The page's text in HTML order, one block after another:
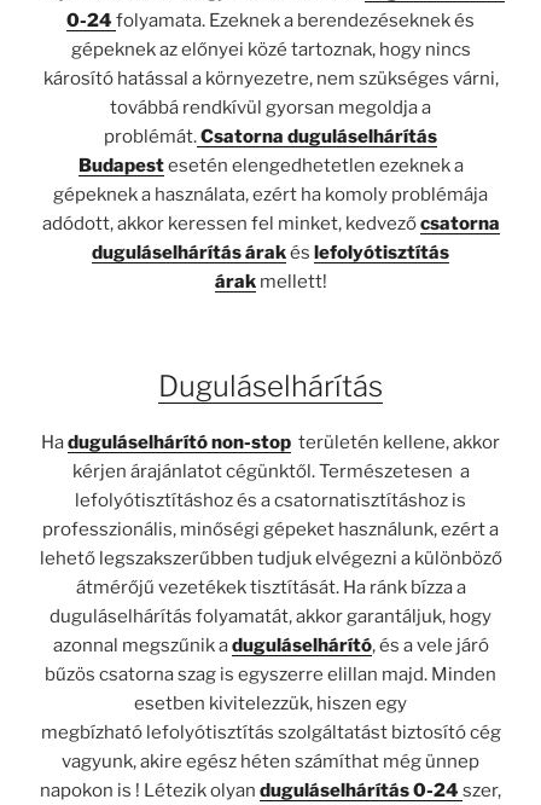
0-24 folyamata. Ezeknek a berendezéseknek és
gépeknek az előnyei közé tartoznak, hogy nincs
károsító hatással a környezetre, nem szükséges várni,
továbbá rendkívül gyorsan megoldja a
problémát.Csatorna duguláselhárítás
Budapestesetén elengedhetetlen ezeknek a
gépeknek a használata, ezért ha komoly problémája
adódott, akkor keressen fel minket, kedvezőcsatorna
duguláselhárítás árakés lefolyótisztítás
árakmellett!
Duguláselhárítás
Haduguláselhárító non-stop területén kellene, akkor
kérjen árajánlatot cégünktől. Természetesen a
lefolyótisztításhoz és a csatornatisztításhoz is
professzionális, minőségi gépeket használunk, ezért a
lehető legszakszerűbben tudjuk elvégezni a különböző
átmérőjű vezetékek tisztítását. Ha ránk bízza a
duguláselhárítás folyamatát, akkor garantáljuk, hogy
azonnal megszűnik aduguláselhárító, és a vele járó
bűzös csatorna szag is egyszerre elillan majd. Minden
esetben kivitelezzük, hiszen egy
megbízható lefolyótisztítás szolgáltatást biztosító cég
vagyunk, akire egész héten számíthat még ünnep
napokon is ! Létezik olyan duguláselhárítás 0-24 szer,